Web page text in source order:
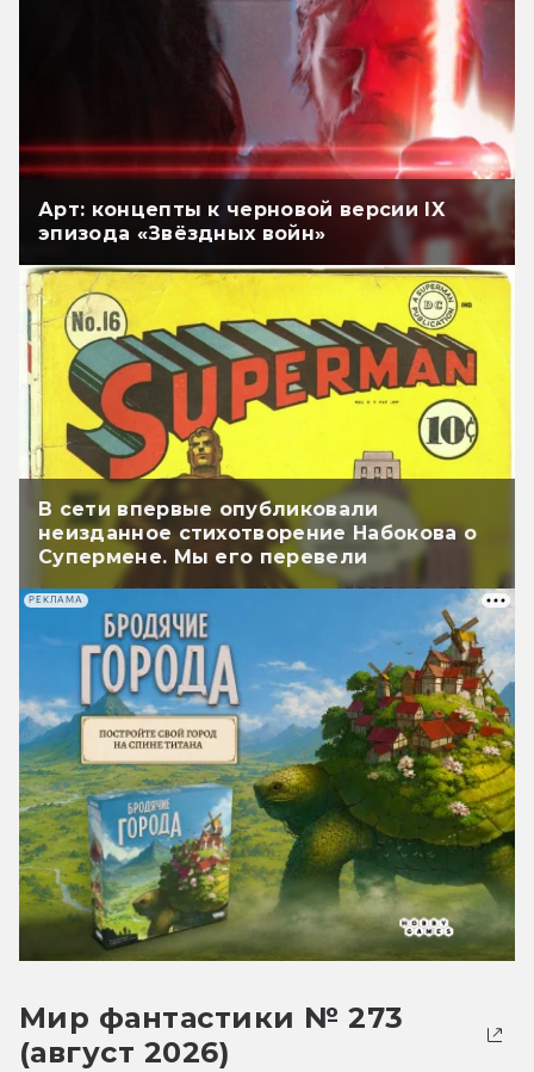
Арт: концепты к черновой версии IX
эпизода «Звёздных войн»
В сети впервые опубликовали
неизданное стихотворение Набокова о
Супермене. Мы его перевели
РЕКЛАМА
Мир фантастики № 273
(август 2026)